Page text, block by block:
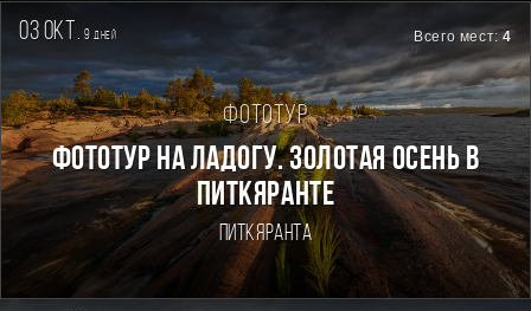
03 окт. 9дней Всего мест:4
Фототур
Фототур на Ладогу. Золотая осень в
Питкяранте
Питкяранта